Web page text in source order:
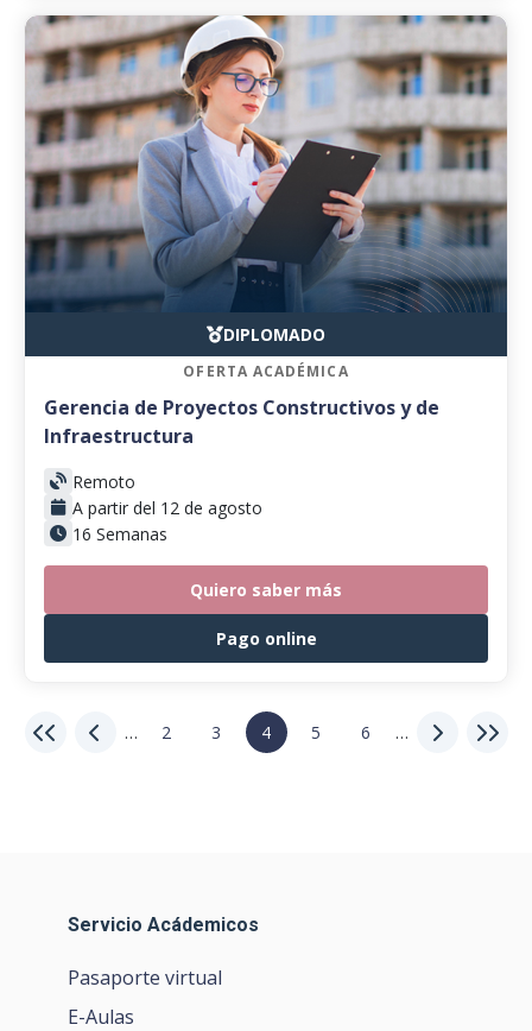
DIPLOMADO
OFERTA ACADÉMICA
Gerencia de Proyectos Constructivos y de
Infraestructura
Remoto
A partir del 12 de agosto
16 Semanas
Quiero saber más
Pago online
… 2 3 4 5 6 …
Servicio Acádemicos
Pasaporte virtual
E-Aulas